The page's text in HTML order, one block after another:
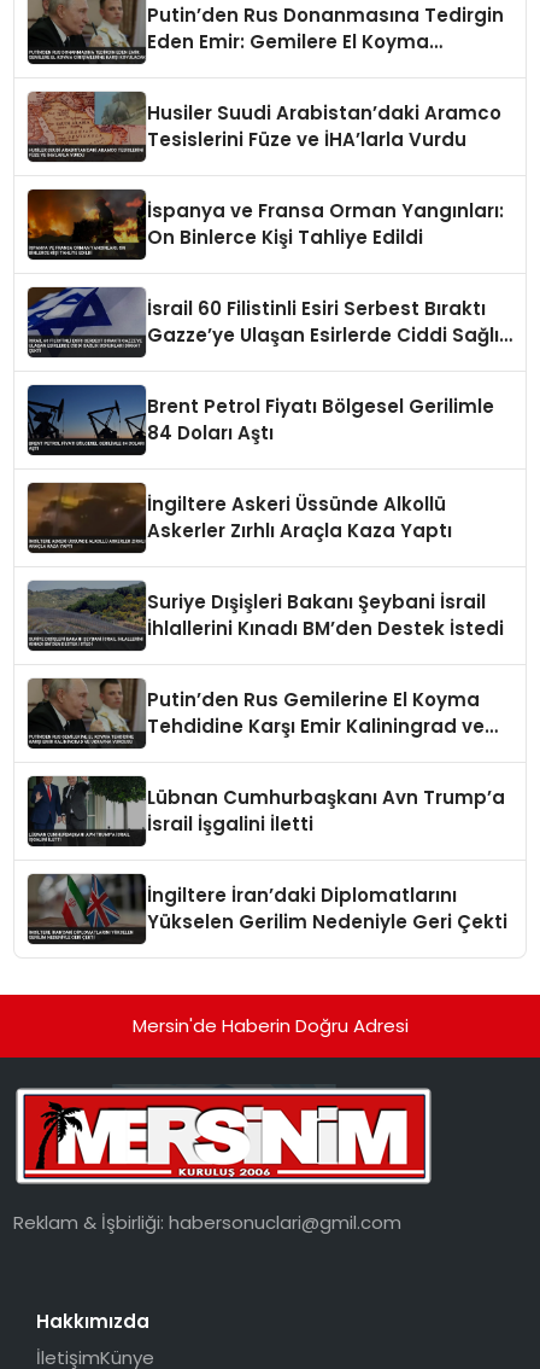
Putin’den Rus Donanmasına Tedirgin
Eden Emir: Gemilere El Koyma
Husiler Suudi Arabistan’daki Aramco
Tesislerini Füze ve İHA’larla Vurdu
İspanya ve Fransa Orman Yangınları:
On Binlerce Kişi Tahliye Edildi
İsrail 60 Filistinli Esiri Serbest Bıraktı
Gazze’ye Ulaşan Esirlerde Ciddi Sağlık
Brent Petrol Fiyatı Bölgesel Gerilimle
84 Doları Aştı
İngiltere Askeri Üssünde Alkollü
Askerler Zırhlı Araçla Kaza Yaptı
Suriye Dışişleri Bakanı Şeybani İsrail
İhlallerini Kınadı BM’den Destek İstedi
Putin’den Rus Gemilerine El Koyma
Tehdidine Karşı Emir Kaliningrad ve
Lübnan Cumhurbaşkanı Avn Trump’a
İsrail İşgalini İletti
İngiltere İran’daki Diplomatlarını
Yükselen Gerilim Nedeniyle Geri Çekti
Mersin'de Haberin Doğru Adresi
Reklam & İşbirliği:habersonuclari@gmil.com
Hakkımızda
İletişimKünye